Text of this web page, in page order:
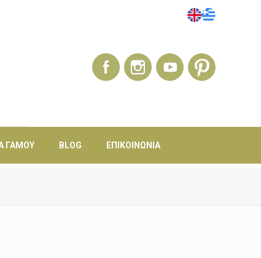
ΓΆΜΟΥ BLOG ΕΠΙΚΟΙΝΩΝΊΑ